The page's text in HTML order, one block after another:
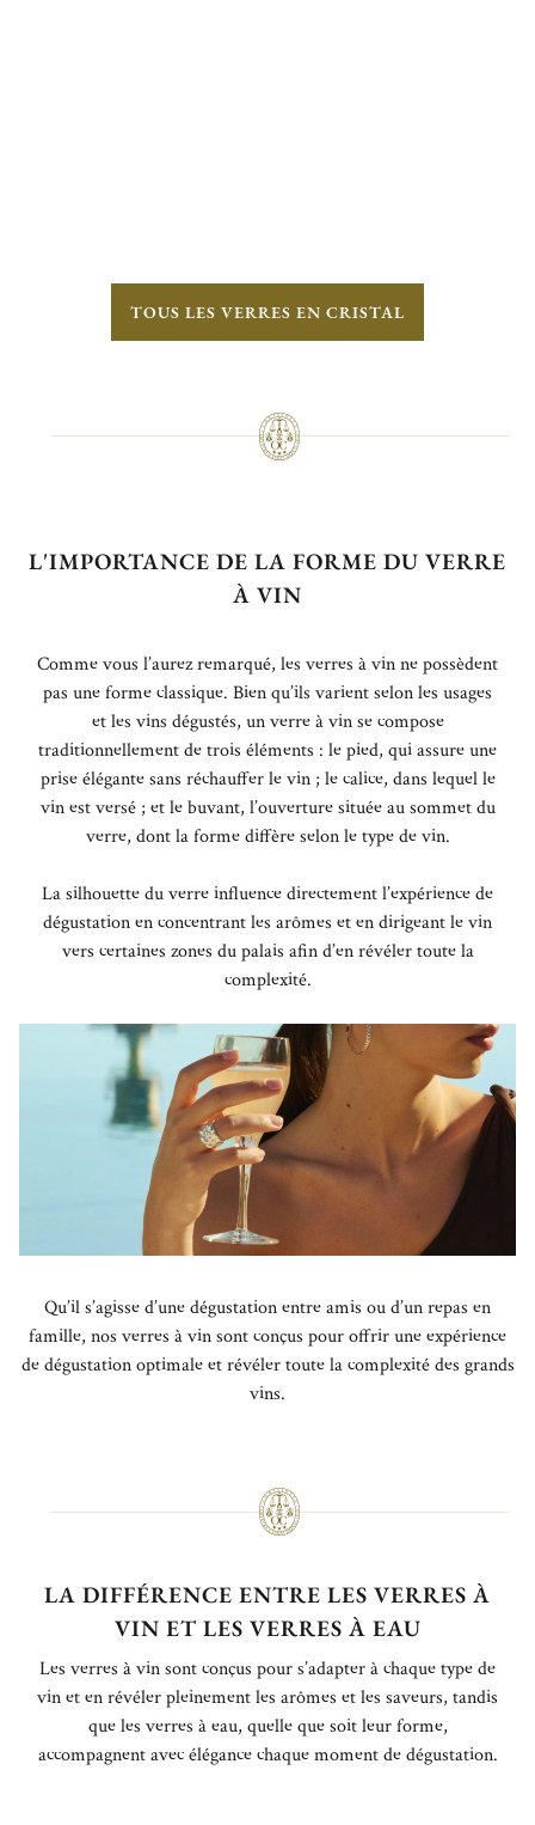
TOUS LES VERRES EN CRISTAL
L'IMPORTANCE DE LA FORME DU VERRE
À VIN
Comme vous l’aurez remarqué, les verres à vin ne possèdent
pas une forme classique. Bien qu’ils varient selon les usages
et les vins dégustés, un verre à vin se compose
traditionnellement de trois éléments : le pied, qui assure une
prise élégante sans réchauffer le vin ; le calice, dans lequel le
vin est versé ; et le buvant, l’ouverture située au sommet du
verre, dont la forme diffère selon le type de vin.
La silhouette du verre influence directement l’expérience de
dégustation en concentrant les arômes et en dirigeant le vin
vers certaines zones du palais afin d’en révéler toute la
complexité.
Qu’il s’agisse d’une dégustation entre amis ou d’un repas en
famille, nos verres à vin sont conçus pour offrir une expérience
de dégustation optimale et révéler toute la complexité des grands
vins.
LA DIFFÉRENCE ENTRE LES VERRES À
VIN ET LES VERRES À EAU
Les verres à vin sont conçus pour s’adapter à chaque type de
vin et en révéler pleinement les arômes et les saveurs, tandis
que les verres à eau, quelle que soit leur forme,
accompagnent avec élégance chaque moment de dégustation.